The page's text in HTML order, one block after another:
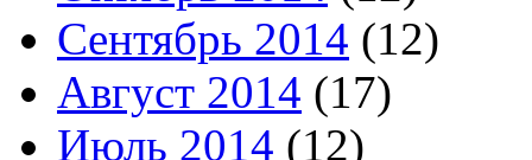
Сентябрь 2014 (12)
Август 2014 (17)
Июль 2014 (12)